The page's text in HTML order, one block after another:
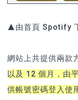
▲由首頁 Spotify
網站上共提供兩款
以及 12 個月，由
供帳號密碼登入使